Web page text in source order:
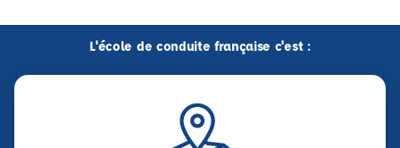
L'école de conduite française c'est :